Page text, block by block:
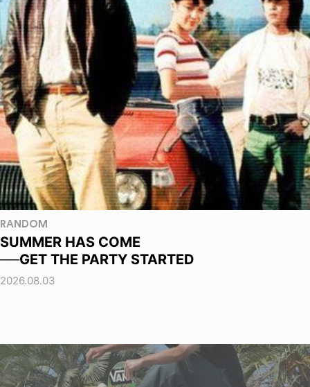
RANDOM
SUMMER HAS COME
──GET THE PARTY STARTED
2026.08.03